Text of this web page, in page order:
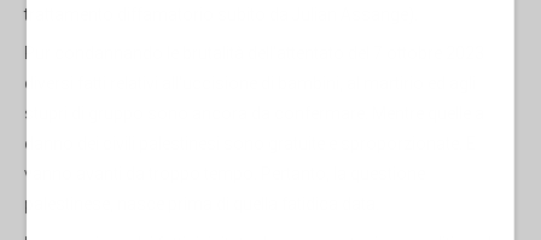
trattamento diffamatorio subito da Julian Assange).
diversi fatti relativi all'uccisione di bambini, al martirio ed agli
stupri di gruppo sono ancora da confermare. Mentre quelle a
danno dei civili palestinesi sono gratuite e sproporzionate. E
vanno avanti da troppo tempo. Pertanto, la questione
palestinese, nasce prima di quella fatidica data.